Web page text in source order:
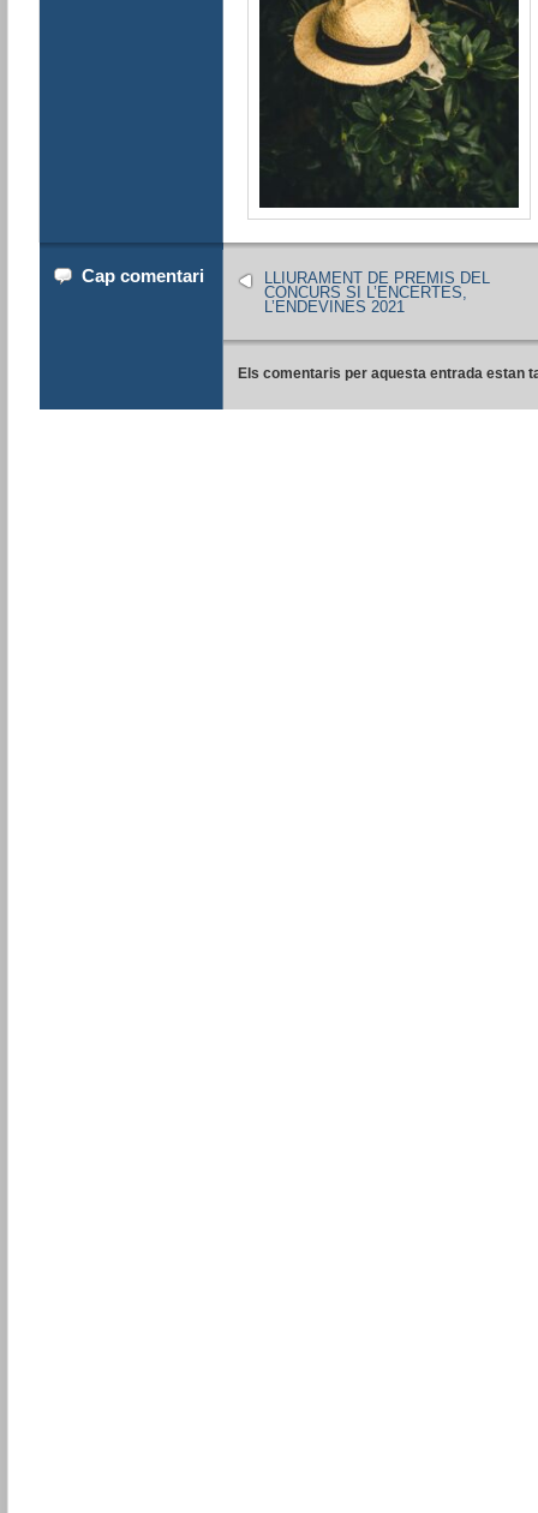
Cap comentari
LLIURAMENT DE PREMIS DEL
CONCURS SI L’ENCERTES,
L’ENDEVINES 2021
Els comentaris per aquesta entrada estan